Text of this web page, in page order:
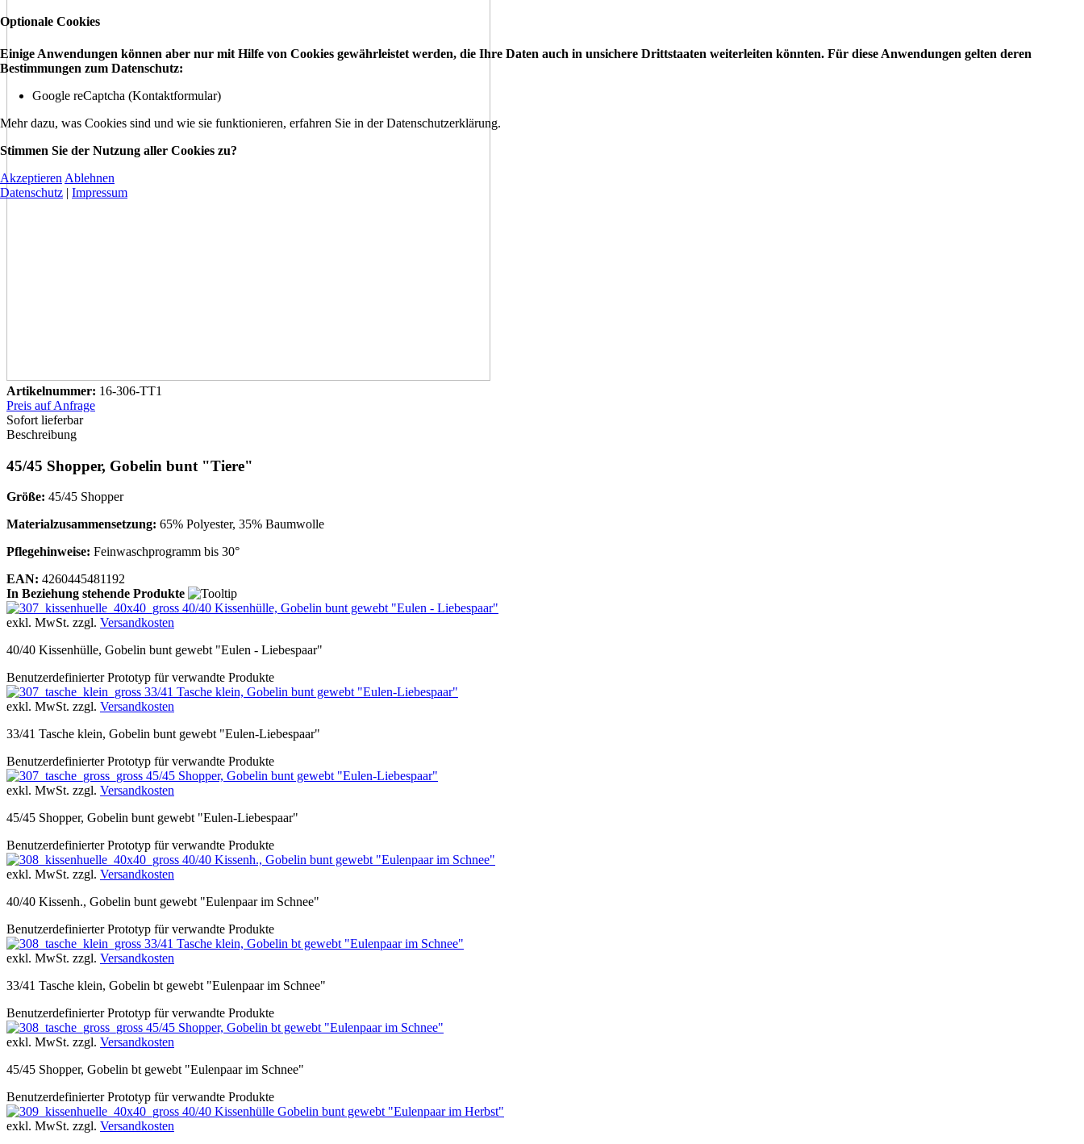
Artikelnummer: 16-306-TT1
Preis auf Anfrage
Sofort lieferbar
Beschreibung
45/45 Shopper, Gobelin bunt "Tiere"
Größe: 45/45 Shopper
Materialzusammensetzung: 65% Polyester, 35% Baumwolle
Pflegehinweise: Feinwaschprogramm bis 30°
EAN: 4260445481192
In Beziehung stehende Produkte
40/40 Kissenhülle, Gobelin bunt gewebt "Eulen - Liebespaar"
exkl. MwSt. zzgl. Versandkosten
40/40 Kissenhülle, Gobelin bunt gewebt "Eulen - Liebespaar"
Benutzerdefinierter Prototyp für verwandte Produkte
33/41 Tasche klein, Gobelin bunt gewebt "Eulen-Liebespaar"
exkl. MwSt. zzgl. Versandkosten
33/41 Tasche klein, Gobelin bunt gewebt "Eulen-Liebespaar"
Benutzerdefinierter Prototyp für verwandte Produkte
45/45 Shopper, Gobelin bunt gewebt "Eulen-Liebespaar"
exkl. MwSt. zzgl. Versandkosten
45/45 Shopper, Gobelin bunt gewebt "Eulen-Liebespaar"
Benutzerdefinierter Prototyp für verwandte Produkte
40/40 Kissenh., Gobelin bunt gewebt "Eulenpaar im Schnee"
exkl. MwSt. zzgl. Versandkosten
40/40 Kissenh., Gobelin bunt gewebt "Eulenpaar im Schnee"
Benutzerdefinierter Prototyp für verwandte Produkte
33/41 Tasche klein, Gobelin bt gewebt "Eulenpaar im Schnee"
exkl. MwSt. zzgl. Versandkosten
33/41 Tasche klein, Gobelin bt gewebt "Eulenpaar im Schnee"
Benutzerdefinierter Prototyp für verwandte Produkte
45/45 Shopper, Gobelin bt gewebt "Eulenpaar im Schnee"
exkl. MwSt. zzgl. Versandkosten
45/45 Shopper, Gobelin bt gewebt "Eulenpaar im Schnee"
Benutzerdefinierter Prototyp für verwandte Produkte
40/40 Kissenhülle Gobelin bunt gewebt "Eulenpaar im Herbst"
exkl. MwSt. zzgl. Versandkosten
Optionale Cookies
Einige Anwendungen können aber nur mit Hilfe von Cookies gewährleistet werden, die Ihre Daten auch in unsichere Drittstaaten weiterleiten könnten. Für diese Anwendungen gelten deren
Bestimmungen zum Datenschutz:
Google reCaptcha (Kontaktformular)
Mehr dazu, was Cookies sind und wie sie funktionieren, erfahren Sie in der Datenschutzerklärung.
Stimmen Sie der Nutzung aller Cookies zu?
Akzeptieren Ablehnen
Datenschutz | Impressum